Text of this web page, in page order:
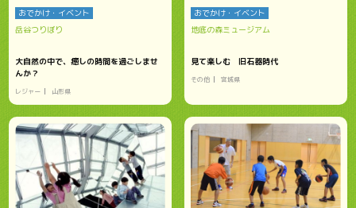
おでかけ・イベント
岳谷つりぼり
大自然の中で、癒しの時間を過ごしませ
んか？
レジャー 山形県
おでかけ・イベント
地底の森ミュージアム
見て楽しむ 旧石器時代
その他 宮城県